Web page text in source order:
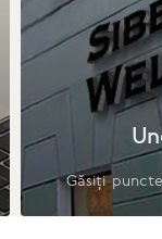
Găsiți